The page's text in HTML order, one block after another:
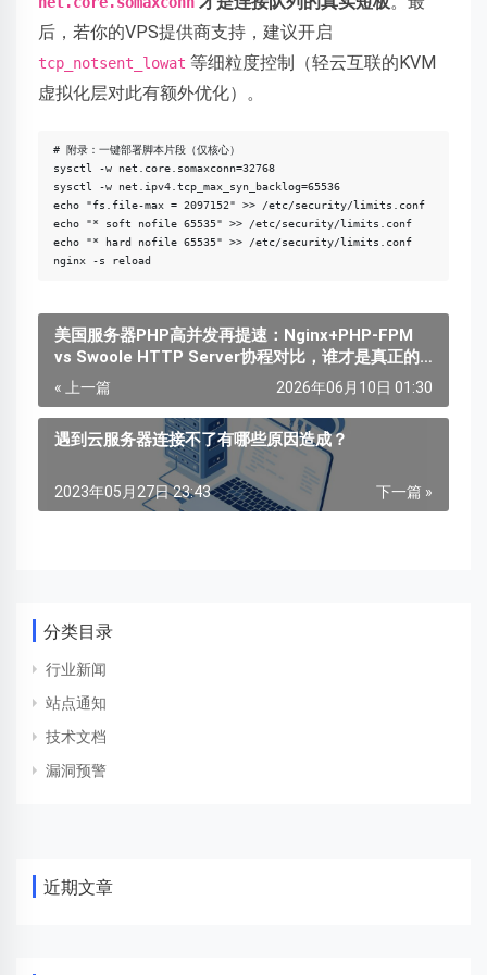
后，若你的VPS提供商支持，建议开启
tcp_notsent_lowat 等细粒度控制（轻云互联的KVM
虚拟化层对此有额外优化）。
# 附录：一键部署脚本片段（仅核心）
sysctl -w net.core.somaxconn=32768
sysctl -w net.ipv4.tcp_max_syn_backlog=65536
echo "fs.file-max = 2097152" >> /etc/security/limits.conf
echo "* soft nofile 65535" >> /etc/security/limits.conf
echo "* hard nofile 65535" >> /etc/security/limits.conf
美国服务器PHP高并发再提速：Nginx+PHP-FPM
vs Swoole HTTP Server协程对比，谁才是真正的
性能王者？
« 上一篇 2026年06月10日 01:30
遇到云服务器连接不了有哪些原因造成？
下一篇 »
2023年05月27日 23:43
分类目录
行业新闻
站点通知
技术文档
漏洞预警
近期文章